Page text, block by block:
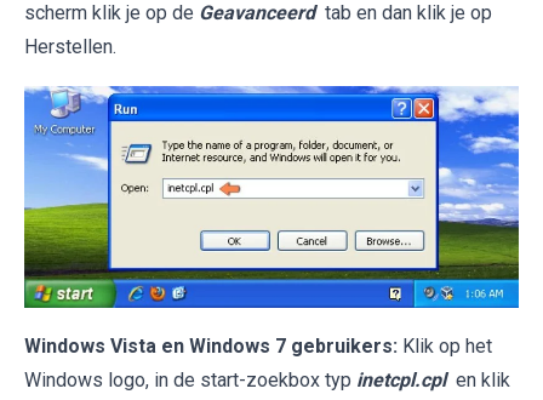
scherm klik je op de Geavanceerd tab en dan klik je op
Herstellen.
Windows Vista en Windows 7 gebruikers: Klik op het
Windows logo, in de start-zoekbox typ inetcpl.cpl en klik